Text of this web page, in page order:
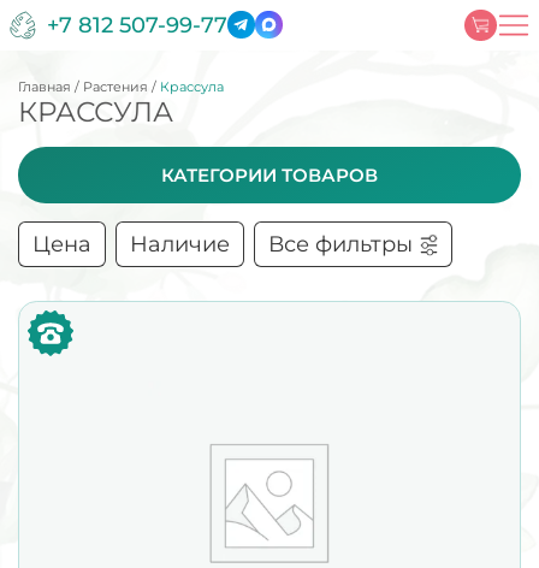
+7 812 507-99-77
Главная / Растения / Крассула
КРАССУЛА
КАТЕГОРИИ ТОВАРОВ
Цена Наличие Все фильтры